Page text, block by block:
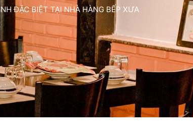
ĐẶC BIỆT TẠI NHÀ HÀNG BẾP XƯA